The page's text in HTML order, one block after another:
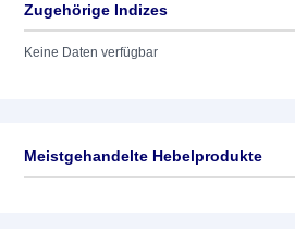
Zugehörige Indizes
Keine Daten verfügbar
Meistgehandelte Hebelprodukte